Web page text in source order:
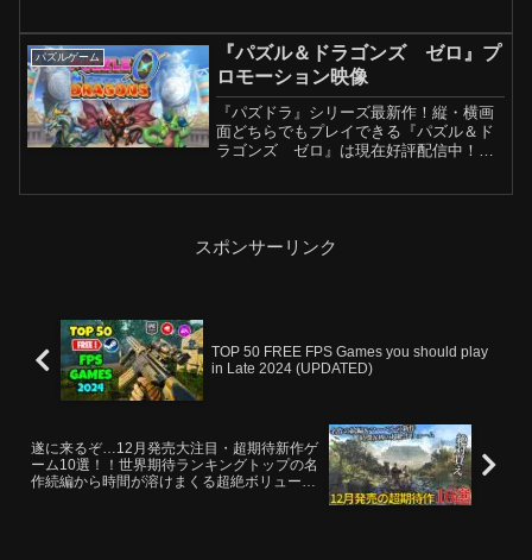
パズルゲーム
『パズル＆ドラゴンズ ゼロ』プ
ロモーション映像
『パズドラ』シリーズ最新作！縦・横画
面どちらでもプレイできる『パズル＆ド
ラゴンズ ゼロ』は現在好評配信中！
スポンサーリンク
TOP 50 FREE FPS Games you should play
in Late 2024 (UPDATED)
遂に来るぞ…12月発売大注目・超期待新作ゲ
ーム10選！！世界期待ランキングトップの名
作続編から時間が溶けまくる超絶ボリューム